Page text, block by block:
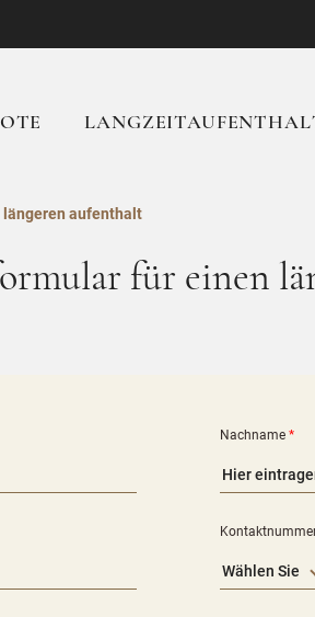
aufenthalt
für einen
Nachname*
Wählen Sie